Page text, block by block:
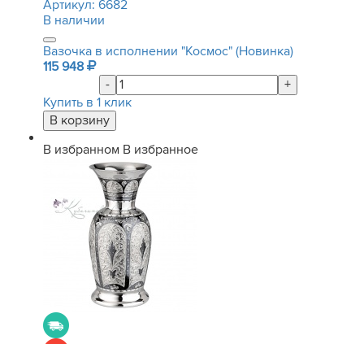
Артикул: 6682
В наличии
Вазочка в исполнении "Космос" (Новинка)
115 948
-
+
Купить в 1 клик
В избранном В избранное